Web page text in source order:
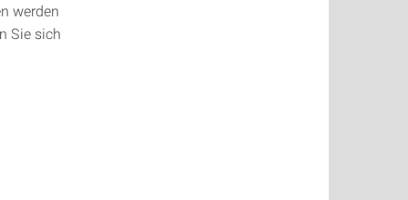
werden
Sie sich